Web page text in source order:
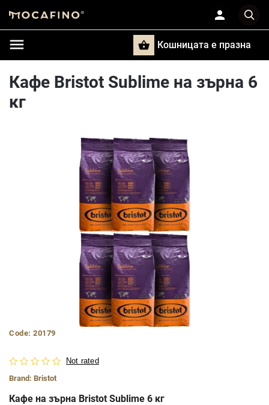
Кошницата e празна
Кафе Bristot Sublime на зърна 6
кг
Code: 20179
Not rated
Brand: Bristot
Кафе на зърна Bristot Sublime 6 кг